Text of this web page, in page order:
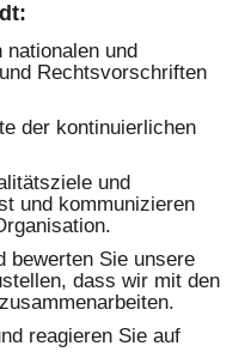
nationalen und
Rechtsvorschriften
der kontinuierlichen
und
und kommunizieren
bewerten Sie unsere
dass wir mit den
reagieren Sie auf